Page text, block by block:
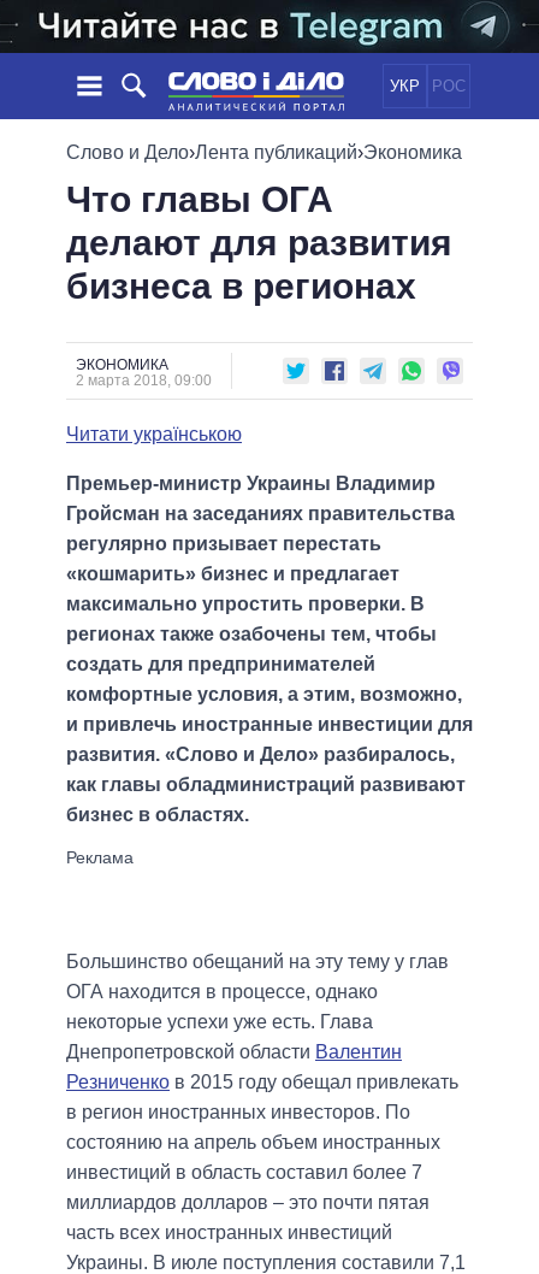
УКР РОС
НОВОСТИ
ЛЕНТА
СОБЫТИЯ
СТАТЬИ
ОБЗОРЫ
ДАЙДЖЕСТЫ
ПОЛИТИКА
ЭКОНОМИКА
ОБЩЕСТВО
ОБЕЩАНИЯ
ПОЛИТИКИ
ПРЕЗИДЕНТ И ОФИС
ВЕРХОВНАЯ РАДА
МЭРЫ
ВСЕ ПЕРСОНЫ
ИНФОГРАФИКА
ВИДЕО
Слово и Дело›Лента публикаций›Экономика
Что главы ОГА
делают для развития
бизнеса в регионах
ЭКОНОМИКА
2 марта 2018, 09:00
Читати українською
Премьер-министр Украины Владимир
Гройсман на заседаниях правительства
регулярно призывает перестать
«кошмарить» бизнес и предлагает
максимально упростить проверки. В
регионах также озабочены тем, чтобы
создать для предпринимателей
комфортные условия, а этим, возможно,
и привлечь иностранные инвестиции для
развития. «Слово и Дело» разбиралось,
как главы обладминистраций развивают
бизнес в областях.
Большинство обещаний на эту тему у глав
ОГА находится в процессе, однако
некоторые успехи уже есть. Глава
Днепропетровской области Валентин
Резниченко в 2015 году обещал привлекать
в регион иностранных инвесторов. По
состоянию на апрель объем иностранных
инвестиций в область составил более 7
миллиардов долларов – это почти пятая
часть всех иностранных инвестиций
Украины. В июле поступления составили 7,1